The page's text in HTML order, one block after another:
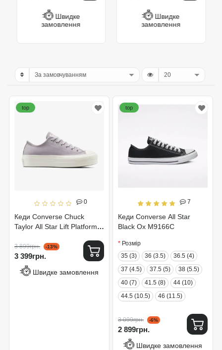
Швидке
замовлення
Швидке
замовлення
0
Кеди Converse Chuck
Taylor All Star Lift Platform
top
3 899грн. -13%
3 399грн.
Швидке замовлення
7
Кеди Converse All Star
Black Ox M9166C
top
Розмір
35 (3)
36 (3.5)
36.5 (4)
37 (4.5)
37.5 (5)
38 (5.5)
40 (7)
41.5 (8)
44 (10)
44.5 (10.5)
46 (11.5)
3 099грн. -6%
2 899грн.
Швидке замовлення